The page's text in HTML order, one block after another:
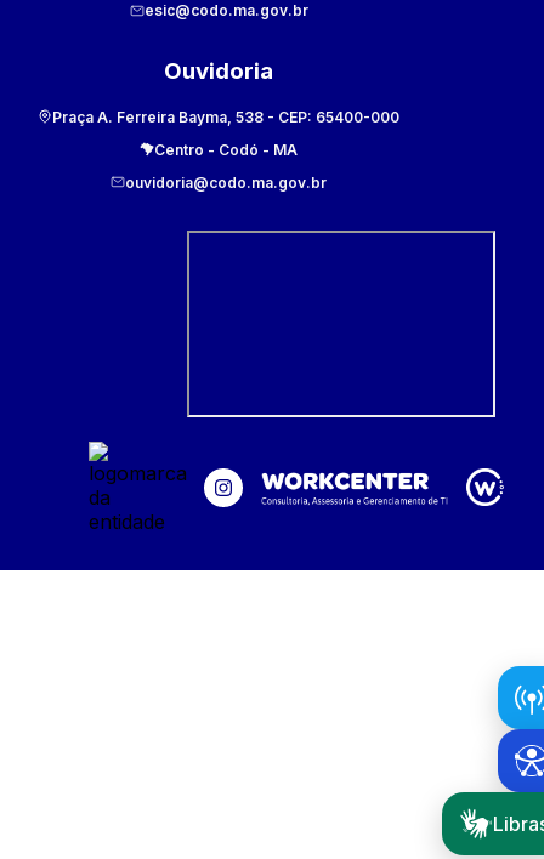
esic@codo.ma.gov.br
Ouvidoria
Praça A. Ferreira Bayma, 538 - CEP: 65400-000
Centro - Codó - MA
ouvidoria@codo.ma.gov.br